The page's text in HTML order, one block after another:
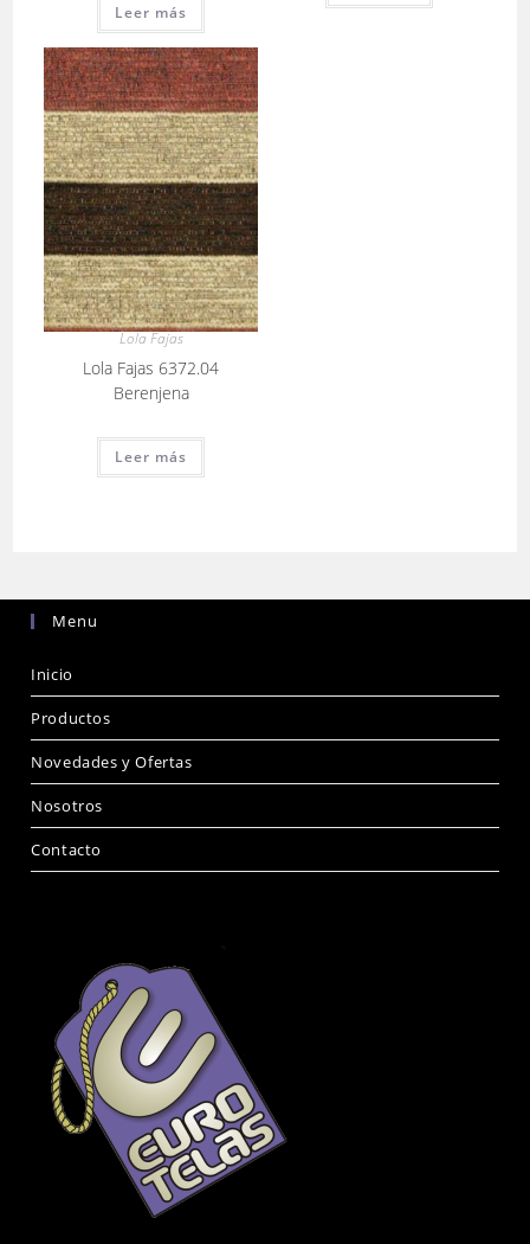
Leer más
Lola Fajas
Lola Fajas 6372.04
Berenjena
Leer más
Menu
Inicio
Productos
Novedades y Ofertas
Nosotros
Contacto